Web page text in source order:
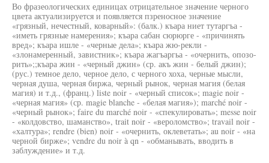
Во фразеологических единицах отрицательное значение черного
цвета актуализируется и появляется пзреносное значение
«грязный, нечестный, коварный»: (балк.) къара ниет тутаргъа -
«иметь грязные намерения»; къара сабан сюрюрге - «причинять
вред»; къара ишле - «черные дела»; къара жю-рекли -
«злонамеренный, завистник»; къара жагъаргьа - «очернить, опозо-
рить»;;къара жин - «черный джин» (ср. акъ жин - белый джин);
(рус.) темное дело, черное дело, с черного хоха, черные мысли,
черная душа, черная биржа, черный рынок, черная магия (белая
магия) и т.д., (франц.) liste noir - «черный список»; magie noir -
«черная магия» (ср. magie blanche - «белая магия»); marché noir -
«черный рынок»; faire du marché noir - «спекулировать»; messe noir
- «колдовство, шаманство», trait noir - «вероломство»; travail noir -
«халтура»; rendre (bien) noir - «очернить, оклеветать»; au noir - «на
черной бирже»; vendre du noir à qn - «обманывать, вводить в
заблуждение» и т.д.